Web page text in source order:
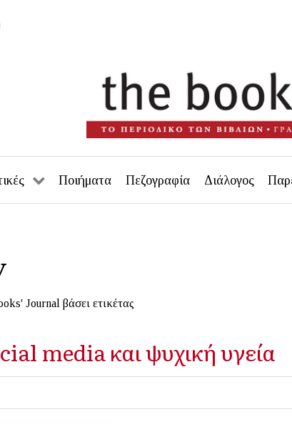
Ποιήματα Πεζογραφία Διάλογος
Journal βάσει ετικέτας
media και ψυχική υγεία